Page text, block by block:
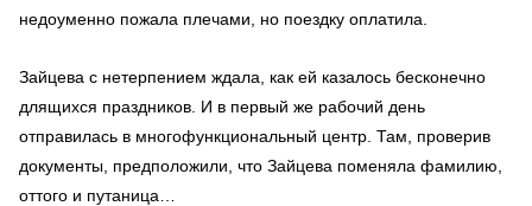
недоуменно пожала плечами, но поездку оплатила.
Зайцева с нетерпением ждала, как ей казалось бесконечно
длящихся праздников. И в первый же рабочий день
отправилась в многофункциональный центр. Там, проверив
документы, предположили, что Зайцева поменяла фамилию,
оттого и путаница…